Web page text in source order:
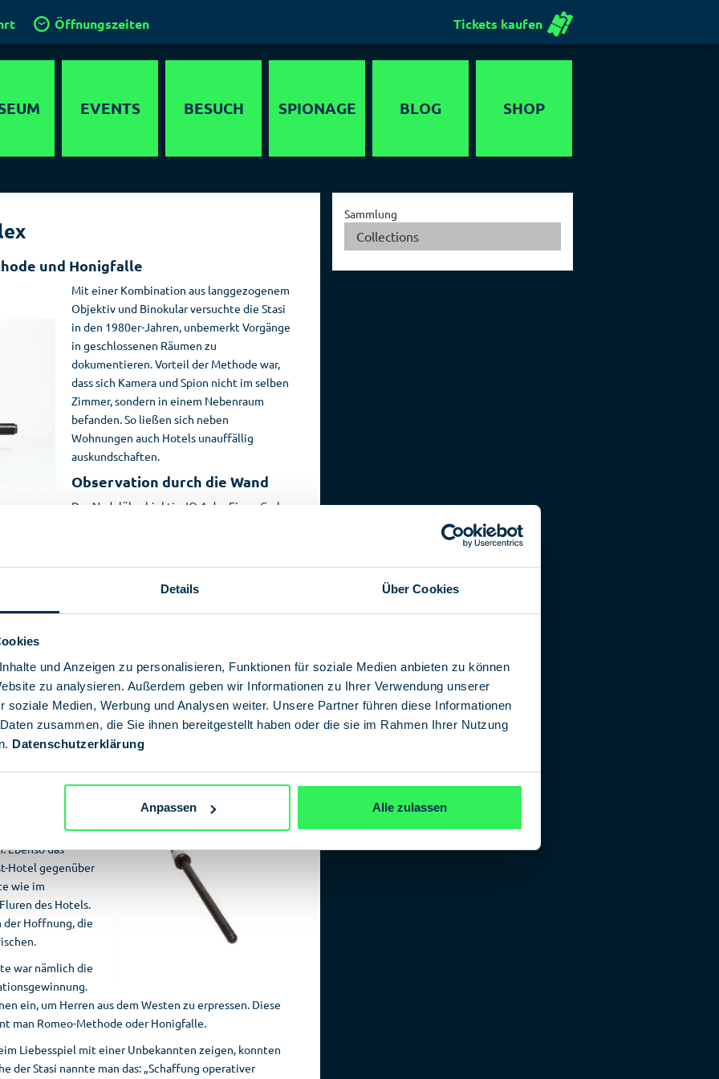
Details Über Cookies
und Anzeigen zu personalisieren, Funktionen für soziale Medien anbieten zu können
zu analysieren. Außerdem geben wir Informationen zu Ihrer Verwendung unserer
soziale Medien, Werbung und Analysen weiter. Unsere Partner führen diese Informationen
zusammen, die Sie ihnen bereitgestellt haben oder die sie im Rahmen Ihrer Nutzung
Datenschutzerklärung
Anpassen Alle zulassen
Öffnungszeiten Tickets kaufen
EVENTS BESUCH
Spionagemuseum
Kinder­
geburtstage
Reise­
veranstalter
SPIONAGE BLOG SHOP
Sammlung
Collections
und Honigfalle
Mit einer Kombination aus langgezogenem
Objektiv und Binokular versuchte die Stasi
in den 1980er-Jahren, unbemerkt Vorgänge
in geschlossenen Räumen zu
dokumentieren. Vorteil der Methode war,
dass sich Kamera und Spion nicht im selben
Zimmer, sondern in einem Nebenraum
befanden. So ließen sich neben
Wohnungen auch Hotels unauffällig
auskundschaften.
Observation durch die Wand
Das Nadelöhrobjektiv JO-1 der Firma Carl
Spitze schaute auf der anderen Seite heraus. Als
ein Wandschmuck.
genutzt wurde, rüstete man mit einem
bekannte Prinzip erleichtere insbesondere längere
ließ sich das Geschehen auf diese Weise mit beiden
dreidimensionalen Tiefeneindruck.
mit solcher Kameratechnik ausgestattet waren.
die Stasi, hochrangige Westgäste
an der Ostsee standen im Fokus der Spione. Im
die Stasi die hauseigene Videoüberwachung, um
Auge zu behalten.
Ostteil Berlins besuchten, wurden in eigens für sie
das
Ebenso das
Hotel gegenüber
wie im
des Hotels.
der Hoffnung, die
war nämlich die
ein, um Herren aus dem Westen zu erpressen. Diese
man Romeo-Methode oder Honigfalle.
Liebesspiel mit einer Unbekannten zeigen, konnten
der Stasi nannte man das: „Schaffung operativer